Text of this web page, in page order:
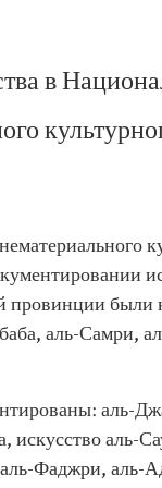
в
провинции
аль-Самри,
аль-
аль-
Фаджри, аль-